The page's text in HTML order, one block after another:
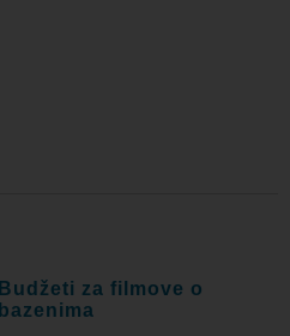
Budžeti za filmove o
bazenima